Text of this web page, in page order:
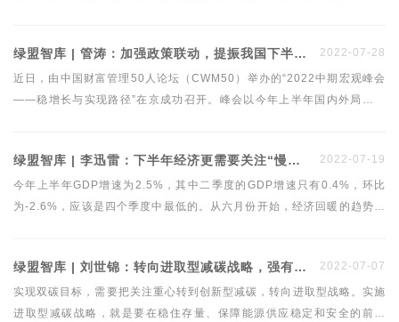
绿盟智库 | 管涛：加强政策联动，提振我国下半年经济复苏 2022-07-28
近日，由中国财富管理50人论坛（CWM50）举办的“2022中期宏观峰会
——稳增长与实现路径”在京成功召开。峰会以今年上半年国内外局势变
定提供决策参考。中银证券全球首席经济学家管涛出席峰会并在“财政货
币政策如何助力稳增长”高峰论坛上发言。
绿盟智库 | 李迅雷：下半年经济更需要关注“慢变量”及分化现象 2022-07-19
今年上半年GDP增速为2.5%，其中二季度的GDP增速只有0.4%，环比
为-2.6%，应该是四个季度中最低的。从六月份开始，经济回暖的趋势已
绿盟智库 | 刘世锦：转向进取型减碳战略，强有力激励创新型减碳 2022-07-07
实现双碳目标，需要把关注重心转到创新型减碳，转向进取型战略。实施
进取型减碳战略，就是要在稳住存量、保障能源供应稳定和安全的前提